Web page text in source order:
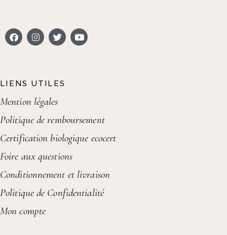
LIENS UTILES
Mention légales
Politique de remboursement
Certification biologique ecocert
Foire aux questions
Conditionnement et livraison
Politique de Confidentialité
Mon compte